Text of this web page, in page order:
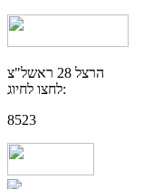
הרצל 28 ראשל"צ
לחצו לחיוג:
8523